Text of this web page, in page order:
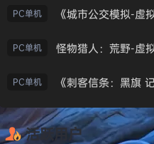
PC单机
PC单机
PC单机
活跃用户